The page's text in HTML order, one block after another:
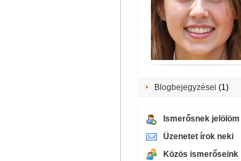
Blogbejegyzései (1)
Ismerősnek jelölöm
Üzenetet írok neki
Közös ismerőseink